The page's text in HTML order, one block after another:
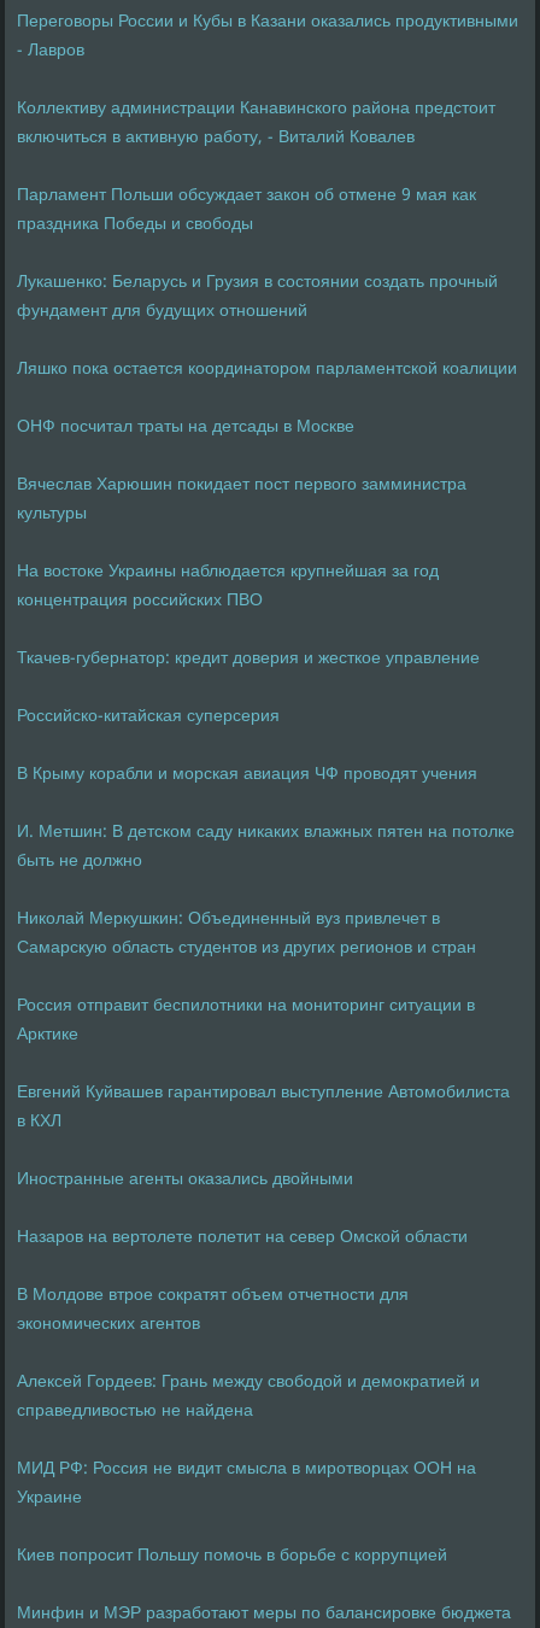
Переговоры России и Кубы в Казани оказались продуктивными
- Лавров
Коллективу администрации Канавинского района предстоит
включиться в активную работу, - Виталий Ковалев
Парламент Польши обсуждает закон об отмене 9 мая как
праздника Победы и свободы
Лукашенко: Беларусь и Грузия в состоянии создать прочный
фундамент для будущих отношений
Ляшко пока остается координатором парламентской коалиции
ОНФ посчитал траты на детсады в Москве
Вячеслав Харюшин покидает пост первого замминистра
культуры
На востоке Украины наблюдается крупнейшая за год
концентрация российских ПВО
Ткачев-губернатор: кредит доверия и жесткое управление
Российско-китайская суперсерия
В Крыму корабли и морская авиация ЧФ проводят учения
И. Метшин: В детском саду никаких влажных пятен на потолке
быть не должно
Николай Меркушкин: Объединенный вуз привлечет в
Самарскую область студентов из других регионов и стран
Россия отправит беспилотники на мониторинг ситуации в
Арктике
Евгений Куйвашев гарантировал выступление Автомобилиста
в КХЛ
Иностранные агенты оказались двойными
Назаров на вертолете полетит на север Омской области
В Молдове втрое сократят объем отчетности для
экономических агентов
Алексей Гордеев: Грань между свободой и демократией и
справедливостью не найдена
МИД РФ: Россия не видит смысла в миротворцах ООН на
Украине
Киев попросит Польшу помочь в борьбе с коррупцией
Минфин и МЭР разработают меры по балансировке бюджета